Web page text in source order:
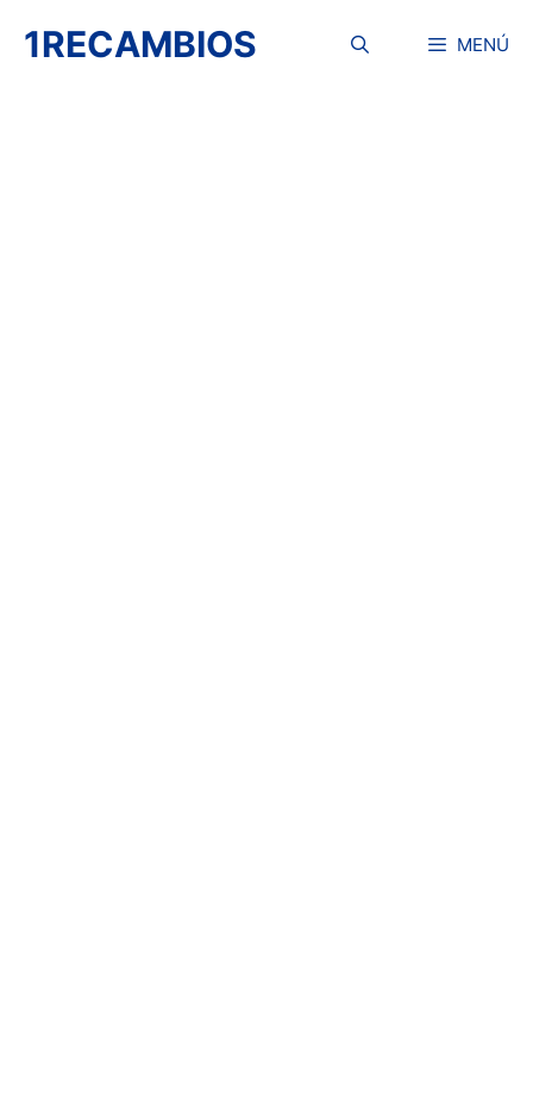
1RECAMBIOS MENÚ